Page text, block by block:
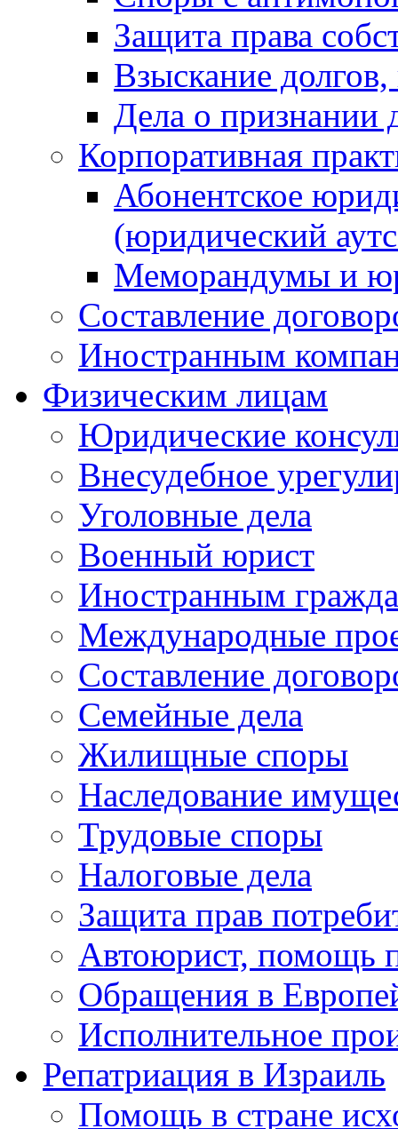
Защита права
Взыскание
Дела о признании
Корпоративная
Абонентское
(юридический
Меморандумы и
Составление
Иностранным
Физическим лицам
Юридические
Внесудебное
Уголовные дела
Военный юрист
Иностранным
Международные
Составление
Семейные дела
Жилищные споры
Наследование
Трудовые споры
Налоговые дела
Защита прав
Автоюрист, помощь
Обращения в
Исполнительное
Репатриация в Израиль
Помощь в стране